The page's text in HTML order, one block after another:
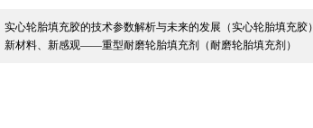
实心轮胎填充胶的技术参数解析与未来的发展（实心轮胎填充胶）
新材料、新感观——重型耐磨轮胎填充剂（耐磨轮胎填充剂）